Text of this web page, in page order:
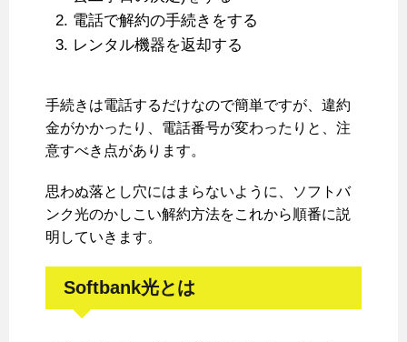
電話で解約の手続きをする
レンタル機器を返却する
手続きは電話するだけなので簡単ですが、違約
金がかかったり、電話番号が変わったりと、注
意すべき点があります。
思わぬ落とし穴にはまらないように、ソフトバ
ンク光のかしこい解約方法をこれから順番に説
明していきます。
Softbank光とは